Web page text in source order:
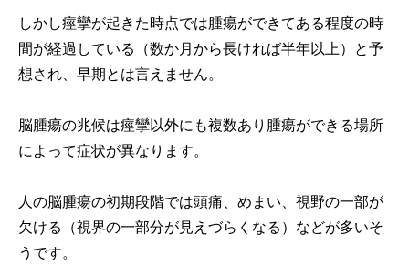
しかし痙攣が起きた時点では腫瘍ができてある程度の時
間が経過している（数か月から長ければ半年以上）と予
想され、早期とは言えません。
脳腫瘍の兆候は痙攣以外にも複数あり腫瘍ができる場所
によって症状が異なります。
人の脳腫瘍の初期段階では頭痛、めまい、視野の一部が
欠ける（視界の一部分が見えづらくなる）などが多いそ
うです。